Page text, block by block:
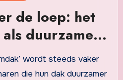
de loep: het
duurzame
je woning
wordt steeds vaker
die hun dak duurzamer